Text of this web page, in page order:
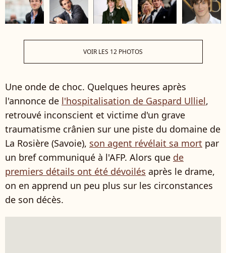
VOIR LES 12 PHOTOS
Une onde de choc. Quelques heures après
l'annonce de l'hospitalisation de Gaspard Ulliel,
retrouvé inconscient et victime d'un grave
traumatisme crânien sur une piste du domaine de
La Rosière (Savoie), son agent révélait sa mort par
un bref communiqué à l'AFP. Alors que de
premiers détails ont été dévoilés après le drame,
on en apprend un peu plus sur les circonstances
de son décès.